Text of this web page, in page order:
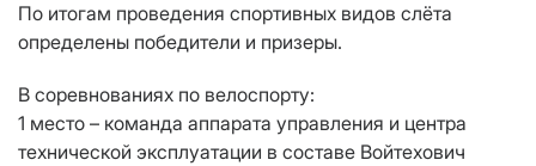
По итогам проведения спортивных видов слёта
определены победители и призеры.
В соревнованиях по велоспорту:
1 место – команда аппарата управления и центра
технической эксплуатации в составе Войтехович